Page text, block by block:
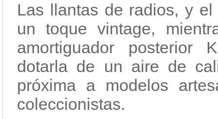
Las llantas de radios, y
un toque vintage,
amortiguador posterior
dotarla de un aire de
próxima a modelos
coleccionistas.